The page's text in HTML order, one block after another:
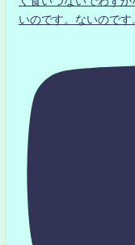
いのです。ないのです